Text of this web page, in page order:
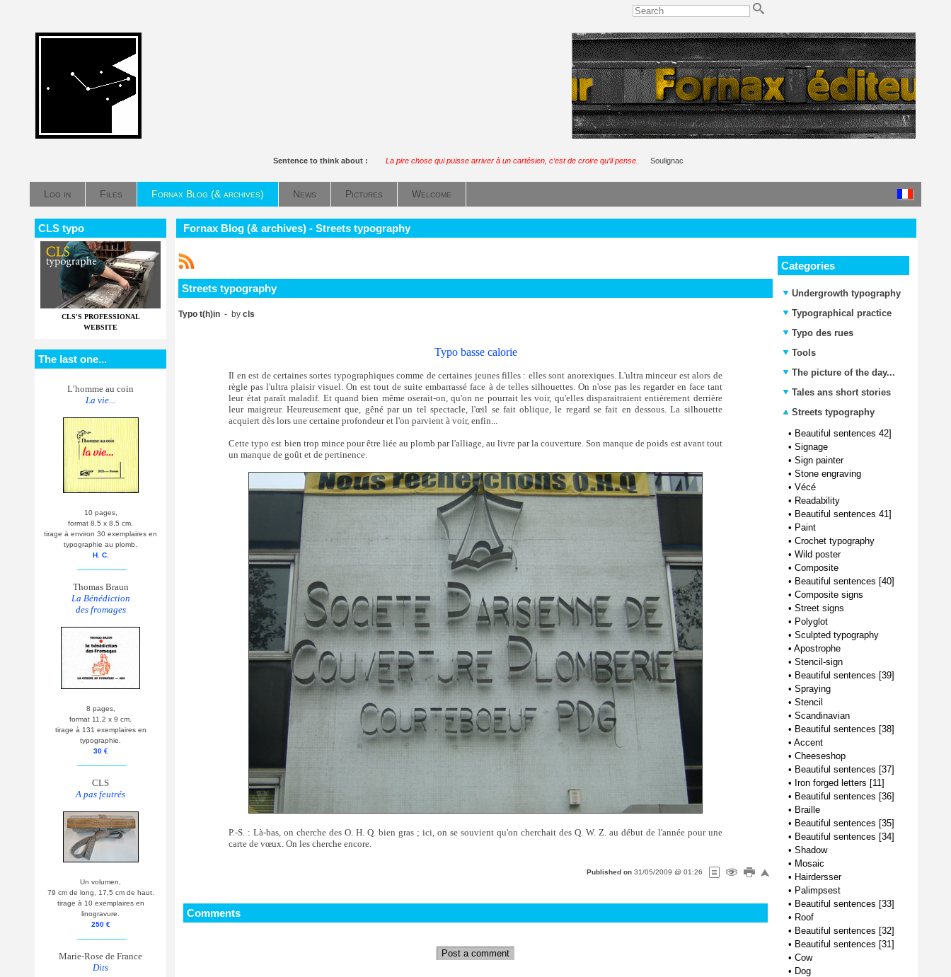
Sentence to think about : La pire chose qui puisse arriver à un cartésien, c’est de croire qu’il pense. Soulignac
Log in Files Fornax Blog (& archives) News Pictures Welcome
CLS typo
CLS'S PROFESSIONAL
WEBSITE
The last one...
L’homme au coin
La vie...
10 pages,
format 8,5 x 8,5 cm.
tirage à environ 30 exemplaires en
typographie au plomb.
H. C.
Thomas Braun
La Bénédiction
des fromages
8 pages,
format 11,2 x 9 cm.
tirage à 131 exemplaires en
typographie.
30 €
CLS
A pas feutrés
Un volumen,
79 cm de long, 17,5 cm de haut.
tirage à 10 exemplaires en
linogravure.
250 €
Marie-Rose de France
Dits
Fornax Blog (& archives) - Streets typography
Streets typography
Typo t(h)in - by cls
Typo basse calorie
Il en est de certaines sortes typographiques comme de certaines jeunes filles : elles sont anorexiques. L'ultra minceur est alors de
règle pas l'ultra plaisir visuel. On est tout de suite embarrassé face à de telles silhouettes. On n'ose pas les regarder en face tant
leur état paraît maladif. Et quand bien même oserait-on, qu'on ne pourrait les voir, qu'elles disparaitraient entièrement derrière
leur maigreur. Heureusement que, gêné par un tel spectacle, l'œil se fait oblique, le regard se fait en dessous. La silhouette
acquiert dès lors une certaine profondeur et l'on parvient à voir, enfin...
Cette typo est bien trop mince pour être liée au plomb par l'alliage, au livre par la couverture. Son manque de poids est avant tout
un manque de goût et de pertinence.
P.-S. : Là-bas, on cherche des O. H. Q. bien gras ; ici, on se souvient qu'on cherchait des Q. W. Z. au début de l'année pour une
carte de vœux. On les cherche encore.
Published on 31/05/2009 @ 01:26
Comments
Post a comment
Categories
Undergrowth typography
Typographical practice
Typo des rues
Tools
The picture of the day...
Tales ans short stories
Streets typography
• Beautiful sentences 42]
• Signage
• Sign painter
• Stone engraving
• Vécé
• Readability
• Beautiful sentences 41]
• Paint
• Crochet typography
• Wild poster
• Composite
• Beautiful sentences [40]
• Composite signs
• Street signs
• Polyglot
• Sculpted typography
• Apostrophe
• Stencil-sign
• Beautiful sentences [39]
• Spraying
• Stencil
• Scandinavian
• Beautiful sentences [38]
• Accent
• Cheeseshop
• Beautiful sentences [37]
• Iron forged letters [11]
• Beautiful sentences [36]
• Braille
• Beautiful sentences [35]
• Beautiful sentences [34]
• Shadow
• Mosaic
• Hairdersser
• Palimpsest
• Beautiful sentences [33]
• Roof
• Beautiful sentences [32]
• Beautiful sentences [31]
• Cow
• Dog